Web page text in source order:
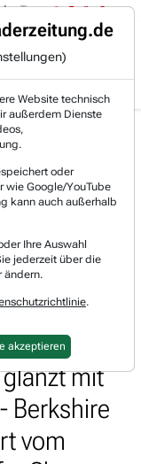
Trading-Room
06.08.
lesen.
anmelden!
Dees...
-
im Iran-
aus
erhöht
mit
Berkshire
vom
Website technisch
außerdem Dienste
oder
wie Google/YouTube
kann auch außerhalb
Ihre Auswahl
jederzeit über die
ändern.
.
akzeptieren